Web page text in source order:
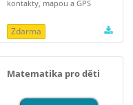
kontakty, mapou a GPS
Zdarma
Matematika pro děti